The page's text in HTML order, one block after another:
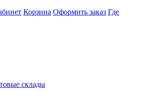
Корзина Оформить заказ Где
склады